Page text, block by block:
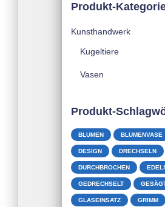
eProdukt-
Kunsthandwerk
Kugeltiere
Vasen
Produkt-
BLUMEN BLUMENVASE
DESIGN DRECHSELN
DURCHBROCHEN
GEDRECHSELT
GLASEINSATZ GRIMM